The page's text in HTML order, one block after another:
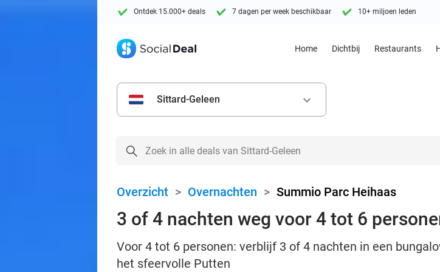
Ontdek 15.000+ deals 7 dagen per week beschikbaar 10+ miljoen leden
Home Dichtbij Restaurants
Sittard-Geleen keyboard_arrow_down
Overzicht > Overnachten > Summio Parc Heihaas
3 of 4 nachten weg voor 4 tot 6
Voor 4 tot 6 personen: verblijf 3 of 4 nachten in een
het sfeervolle Putten